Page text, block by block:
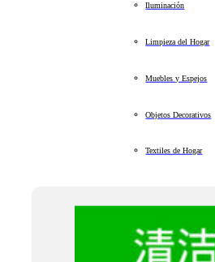
Iluminación
Limpieza del Hogar
Muebles y Espejos
Objetos Decorativos
Textiles de Hogar